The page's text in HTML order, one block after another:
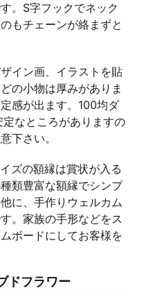
。S字フックでネック
もチェーンが絡まずと
イン画、イラストを貼
の小物は厚みがありま
感が出ます。100均ダ
なところがありますの
下さい。
ズの額縁は賞状が入る
類豊富な額縁でシンプ
に、手作りウェルカム
。家族の手形などをス
ボードにしてお客様を
ドフラワー